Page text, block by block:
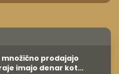
prodajajo
imajo denar kot